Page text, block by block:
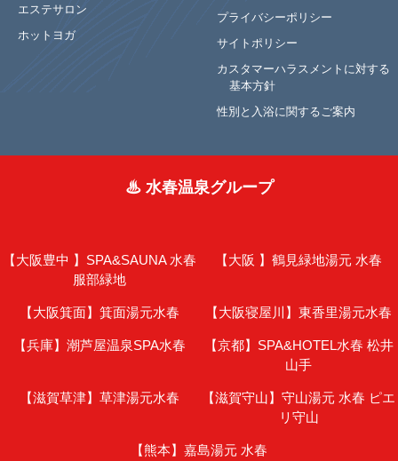
エステサロン
ホットヨガ
プライバシーポリシー
サイトポリシー
カスタマーハラスメントに対する
基本方針
性別と入浴に関するご案内
♨ 水春温泉グループ
【大阪豊中 】 SPA&SAUNA 水春
服部緑地
【大阪 】 鶴見緑地湯元 水春
【大阪箕面】 箕面湯元水春 【大阪寝屋川】 東香里湯元水春
【兵庫】 潮芦屋温泉SPA水春 【京都】 SPA&HOTEL水春 松井
山手
【滋賀草津】 草津湯元水春 【滋賀守山】 守山湯元 水春 ピエ
リ守山
【熊本】 嘉島湯元 水春